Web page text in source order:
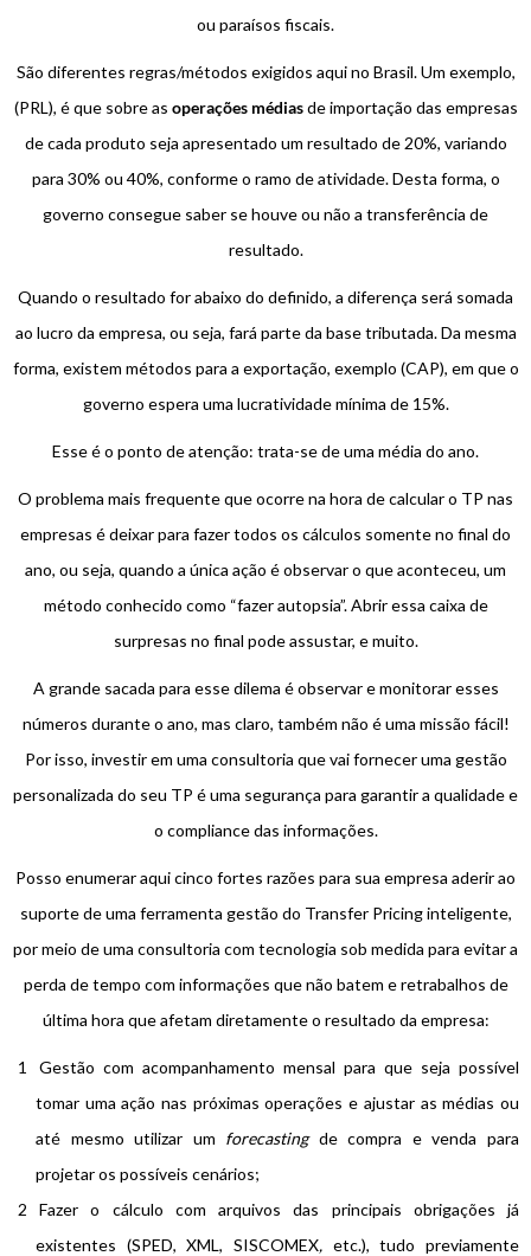
ou paraísos fiscais.
São diferentes regras/métodos exigidos aqui no Brasil. Um exemplo,
(PRL), é que sobre as operações médiasde importação das empresas
de cada produto seja apresentado um resultado de 20%, variando
para 30% ou 40%, conforme o ramo de atividade. Desta forma, o
governo consegue saber se houve ou não a transferência de
resultado.
Quando o resultado for abaixo do definido, a diferença será somada
ao lucro da empresa, ou seja, fará parte da base tributada. Da mesma
forma, existem métodos para a exportação, exemplo (CAP), em que o
governo espera uma lucratividade mínima de 15%.
Esse é o ponto de atenção: trata-se de uma média do ano.
O problema mais frequente que ocorre na hora de calcular o TP nas
empresas é deixar para fazer todos os cálculos somente no final do
ano, ou seja, quando a única ação é observar o que aconteceu, um
método conhecido como “fazer autopsia”. Abrir essa caixa de
surpresas no final pode assustar, e muito.
A grande sacada para esse dilema é observar e monitorar esses
números durante o ano, mas claro, também não é uma missão fácil!
Por isso, investir em uma consultoria que vai fornecer uma gestão
personalizada do seu TP é uma segurança para garantir a qualidade e
o compliance das informações.
Posso enumerar aqui cinco fortes razões para sua empresa aderir ao
suporte de uma ferramenta gestão do Transfer Pricing inteligente,
por meio de uma consultoria com tecnologia sob medida para evitar a
perda de tempo com informações que não batem e retrabalhos de
última hora que afetam diretamente o resultado da empresa:
Gestão com acompanhamento mensal para que seja possível
tomar uma ação nas próximas operações e ajustar as médias ou
até mesmo utilizar um forecastingde compra e venda para
projetar os possíveis cenários;
Fazer o cálculo com arquivos das principais obrigações já
existentes (SPED, XML, SISCOMEX, etc.), tudo previamente